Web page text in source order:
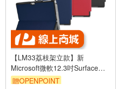
【LM33荔枝架立款】新
Microsoft微軟12.3吋Surface
Pro 4/5/6/7平板保護皮套
贈OPENPOINT